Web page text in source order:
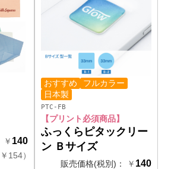
￥ 140
￥ 154）
おすすめ
フルカラー
日本製
PTC-FB
【プリント必須商品】
ふっくらピタックリー
ン Ｂサイズ
販売価格(税別)： ￥ 140